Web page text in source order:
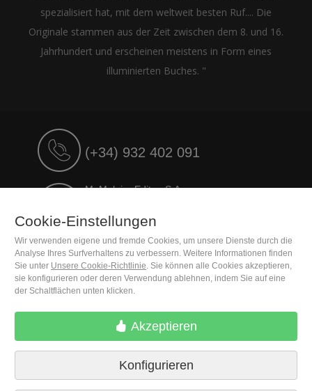
spezialisiert hat, mit dem weltweit besten Ruf.... Die
Originale stammen aus der Zeit zwischen dem 8. und 16.
Jahrhundert und erscheinen meistens in Form eines
illuminierten Buches. "
(+34) 932 402 091
M. Moleiro Editor, S.A.
E08021 Barcelona (Spain)
Lieferbedingungen
Cookie-Einstellungen
Datenschutzrichtlinien
Kontakt
Cookie-Einstellungen
Wir verwenden eigene und fremde Cookies, um unsere Dienste durch die
Analyse Ihres Surfverhaltens zu verbessern. Weitere Informationen finden
Sie unter Unsere Cookie-Richtlinie. Sie können alle Cookies akzeptieren,
sie konfigurieren oder deren Verwendung ablehnen, indem Sie auf eine
der Schaltflächen unten klicken.
Akzeptieren
Konfigurieren